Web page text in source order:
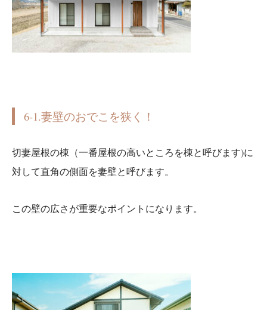
6-1.妻壁のおでこを狭く！
切妻屋根の棟（一番屋根の高いところを棟と呼びます)に
対して直角の側面を妻壁と呼びます。
この壁の広さが重要なポイントになります。